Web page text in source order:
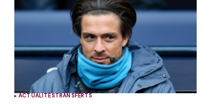
Comment
ACTUALITÉSTRANSFERTS